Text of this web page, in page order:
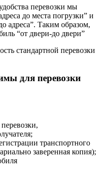
перевозки мы
до места погрузки” и
адреса”. Таким образом,
“от двери-до двери”
стандартной перевозки
для перевозки
транспортного
заверенная копия);